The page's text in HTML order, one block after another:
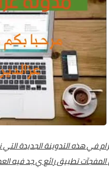
تطبيق رائع ي جد فيه